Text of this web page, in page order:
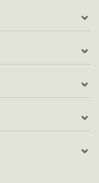
⌄
⌄
⌄
⌄
⌄